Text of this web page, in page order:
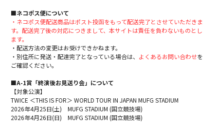
■ネコポス便について
・ネコポス便配送商品はポスト投函をもって配送完了とさせていただきま
す。配送完了後の対応につきまして、本サイトは責任を負わないものとし
ます。
・配送方法の変更はお受けできかねます。
・別住所に発送・配達完了となっている場合は、 よくあるお問い合わせを
ご確認ください。
■A-1賞「終演後お見送り会」について
【対象公演】
TWICE ＜THIS IS FOR＞ WORLD TOUR IN JAPAN MUFG STADIUM
2026年4月25日(土) MUFG STADIUM (国立競技場)
2026年4月26日(日) MUFG STADIUM (国立競技場)